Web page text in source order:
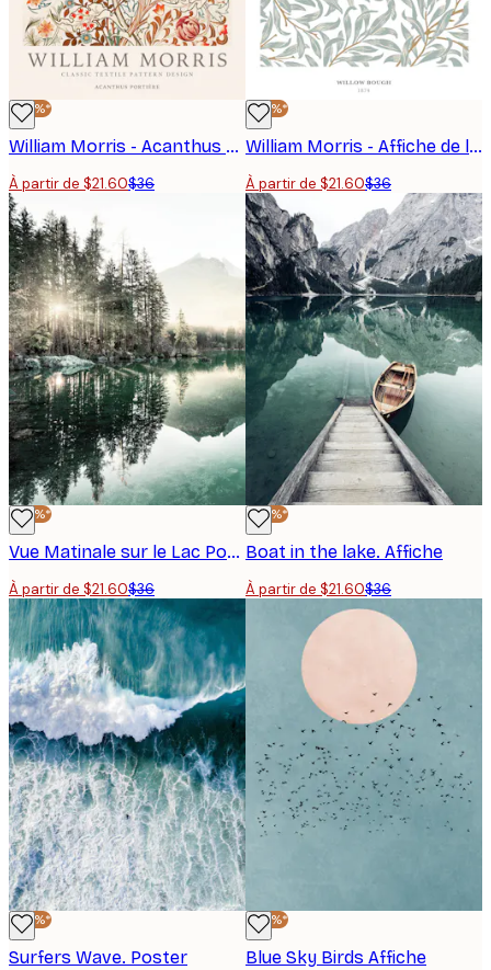
-40%*
William Morris - Acanthus Portière Poster
À partir de $21.60$36
-40%*
William Morris - Affiche de la branche de saule
À partir de $21.60$36
-40%*
Vue Matinale sur le Lac Poster
À partir de $21.60$36
-40%*
Boat in the lake. Affiche
À partir de $21.60$36
-40%*
Surfers Wave. Poster
-40%*
Blue Sky Birds Affiche